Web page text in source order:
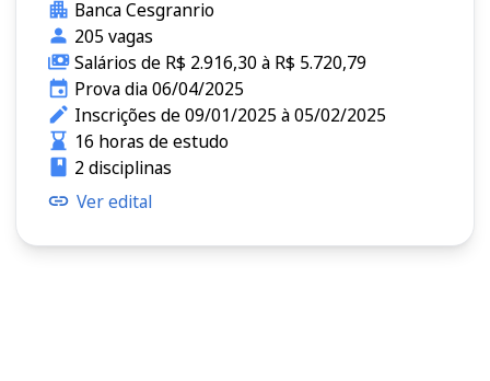
Banca Cesgranrio
205 vagas
Salários de R$ 2.916,30 à R$ 5.720,79
Prova dia 06/04/2025
Inscrições de 09/01/2025 à 05/02/2025
16 horas de estudo
2 disciplinas
Ver edital